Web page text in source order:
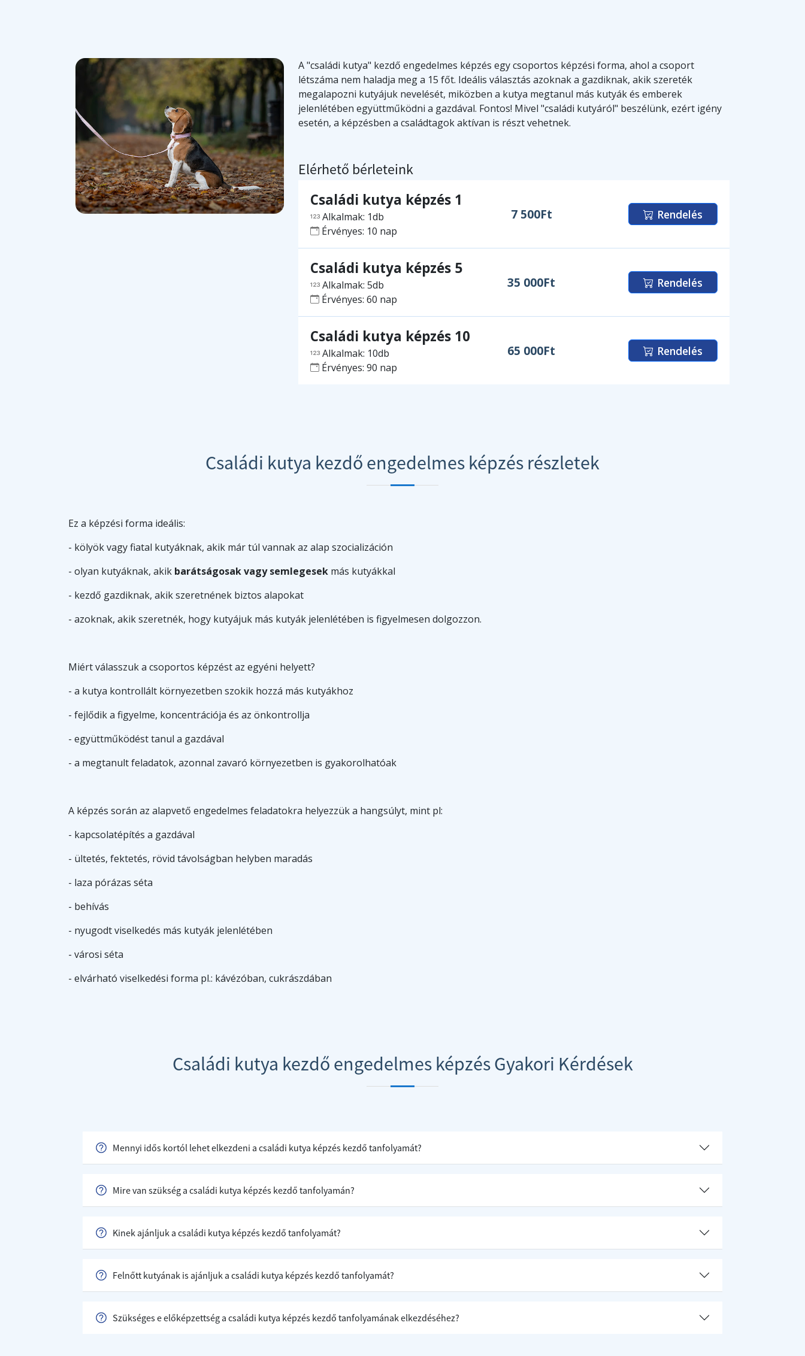
A "családi kutya" kezdő engedelmes képzés egy csoportos képzési forma, ahol a csoport
létszáma nem haladja meg a 15 főt. Ideális választás azoknak a gazdiknak, akik szereték
megalapozni kutyájuk nevelését, miközben a kutya megtanul más kutyák és emberek
jelenlétében együttműködni a gazdával. Fontos! Mivel "családi kutyáról" beszélünk, ezért igény
esetén, a képzésben a családtagok aktívan is részt vehetnek.
Elérhető bérleteink
Családi kutya képzés 1
Alkalmak: 1db
Érvényes: 10 nap
7 500Ft Rendelés
Családi kutya képzés 5
Alkalmak: 5db
Érvényes: 60 nap
35 000Ft Rendelés
Családi kutya képzés 10
Alkalmak: 10db
Érvényes: 90 nap
65 000Ft Rendelés
Családi kutya kezdő engedelmes képzés részletek
Ez a képzési forma ideális:
- kölyök vagy fiatal kutyáknak, akik már túl vannak az alap szocializáción
- olyan kutyáknak, akik barátságosak vagy semlegesek más kutyákkal
- kezdő gazdiknak, akik szeretnének biztos alapokat
- azoknak, akik szeretnék, hogy kutyájuk más kutyák jelenlétében is figyelmesen dolgozzon.
Miért válasszuk a csoportos képzést az egyéni helyett?
- a kutya kontrollált környezetben szokik hozzá más kutyákhoz
- fejlődik a figyelme, koncentrációja és az önkontrollja
- együttműködést tanul a gazdával
- a megtanult feladatok, azonnal zavaró környezetben is gyakorolhatóak
A képzés során az alapvető engedelmes feladatokra helyezzük a hangsúlyt, mint pl:
- kapcsolatépítés a gazdával
- ültetés, fektetés, rövid távolságban helyben maradás
- laza pórázas séta
- behívás
- nyugodt viselkedés más kutyák jelenlétében
- városi séta
- elvárható viselkedési forma pl.: kávézóban, cukrászdában
Családi kutya kezdő engedelmes képzés Gyakori Kérdések
Mennyi idős kortól lehet elkezdeni a családi kutya képzés kezdő tanfolyamát?
Mire van szükség a családi kutya képzés kezdő tanfolyamán?
Kinek ajánljuk a családi kutya képzés kezdő tanfolyamát?
Felnőtt kutyának is ajánljuk a családi kutya képzés kezdő tanfolyamát?
Szükséges e előképzettség a családi kutya képzés kezdő tanfolyamának elkezdéséhez?